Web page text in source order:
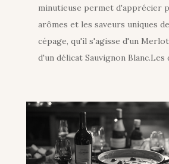
minutieuse permet d'apprécier
arômes et les saveurs uniques
cépage, qu'il s'agisse d'un
d'un délicat Sauvignon Blanc.Les